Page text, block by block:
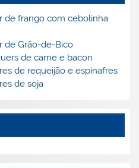
de frango com cebolinha
de Grão-de-Bico
de carne e bacon
de requeijão e espinafres
de soja